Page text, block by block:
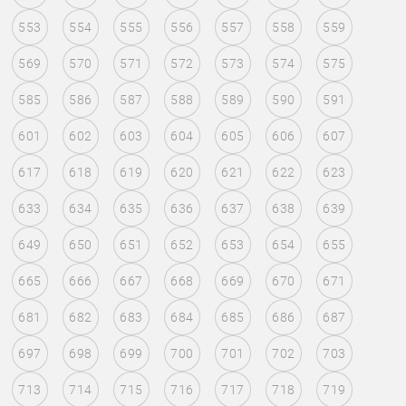
553 554 555 556 557 558 559
569 570 571 572 573 574 575
585 586 587 588 589 590 591
601 602 603 604 605 606 607
617 618 619 620 621 622 623
633 634 635 636 637 638 639
649 650 651 652 653 654 655
665 666 667 668 669 670 671
681 682 683 684 685 686 687
697 698 699 700 701 702 703
713 714 715 716 717 718 719